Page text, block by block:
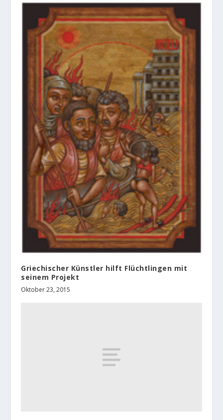
Griechischer Künstler hilft Flüchtlingen mit
seinem Projekt
Oktober 23, 2015